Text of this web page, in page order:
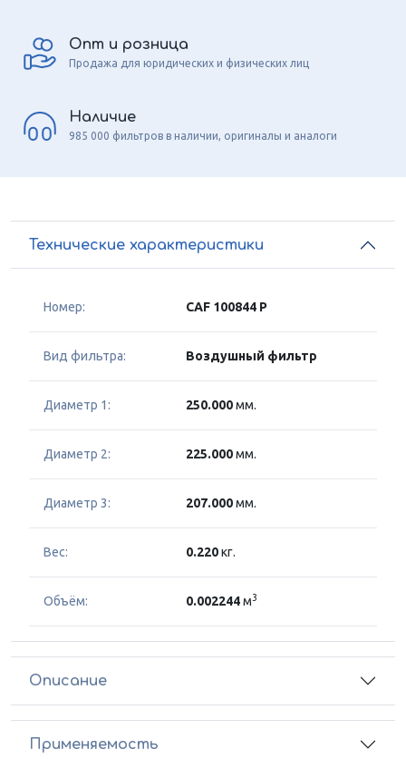
Опт и розница
Продажа для юридических и физических лиц
Наличие
985 000 фильтров в наличии, оригиналы и аналоги
Технические характеристики
Номер: CAF 100844 P
Вид фильтра: Воздушный фильтр
Диаметр 1: 250.000мм.
Диаметр 2: 225.000мм.
Диаметр 3: 207.000мм.
Вес: 0.220кг.
Объём: 0.002244м3
Описание
Применяемость